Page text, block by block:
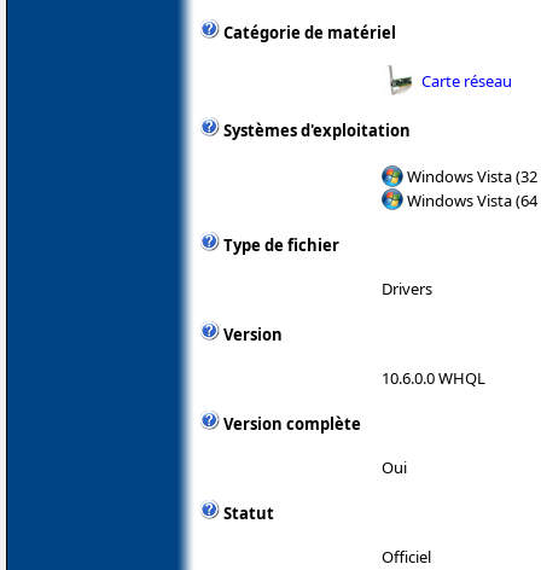
Catégorie de matériel
Carte réseau
Systèmes d'exploitation
Windows Vista
Windows Vista
Type de fichier
Drivers
Version
10.6.0.0 WHQL
Version complète
Oui
Statut
Officiel